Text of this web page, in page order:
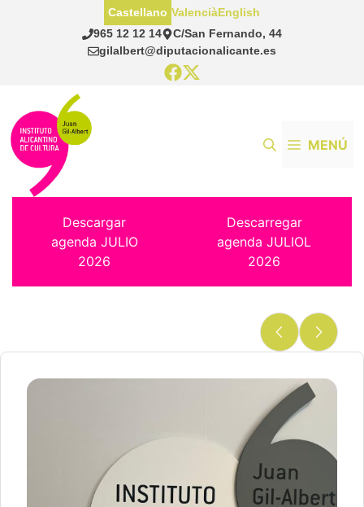
965 12 12 14
C/San Fernando, 44
gilalbert@diputacionalicante.es
Castellano ValenciàEnglish
MENÚ
Descargar
agenda JULIO
2026
Descarregar
agenda JULIOL
2026